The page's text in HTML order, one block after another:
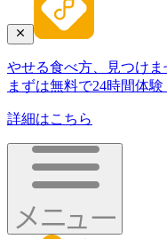
やせる食べ方、見つけま
まずは無料で24時間体験
詳細はこちら